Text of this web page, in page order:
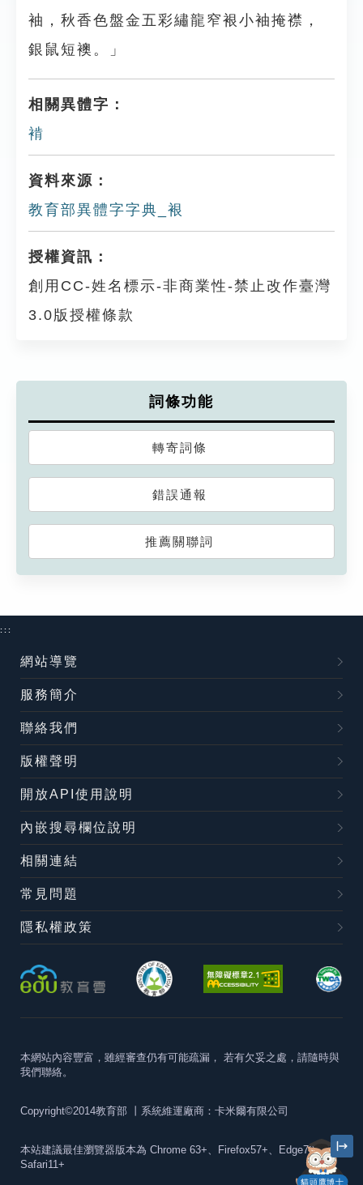
袖，秋香色盤金五彩繡龍窄裉小袖掩襟，
銀鼠短襖。」
相關異體字：
褃
資料來源：
教育部異體字字典_裉
授權資訊：
創用CC-姓名標示-非商業性-禁止改作臺灣
3.0版授權條款
詞條功能
轉寄詞條
錯誤通報
推薦關聯詞
貓頭鷹博士
:::
網站導覽
服務簡介
聯絡我們
版權聲明
開放API使用說明
內嵌搜尋欄位說明
相關連結
常見問題
隱私權政策
本網站內容豐富，雖經審查仍有可能疏漏， 若有欠妥之處，請隨時與
我們聯絡。
Copyright©2014教育部 丨系統維運廠商：卡米爾有限公司
本站建議最佳瀏覽器版本為 Chrome 63+、Firefox57+、Edge79+及
Safari11+